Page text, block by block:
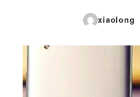
xiaolong